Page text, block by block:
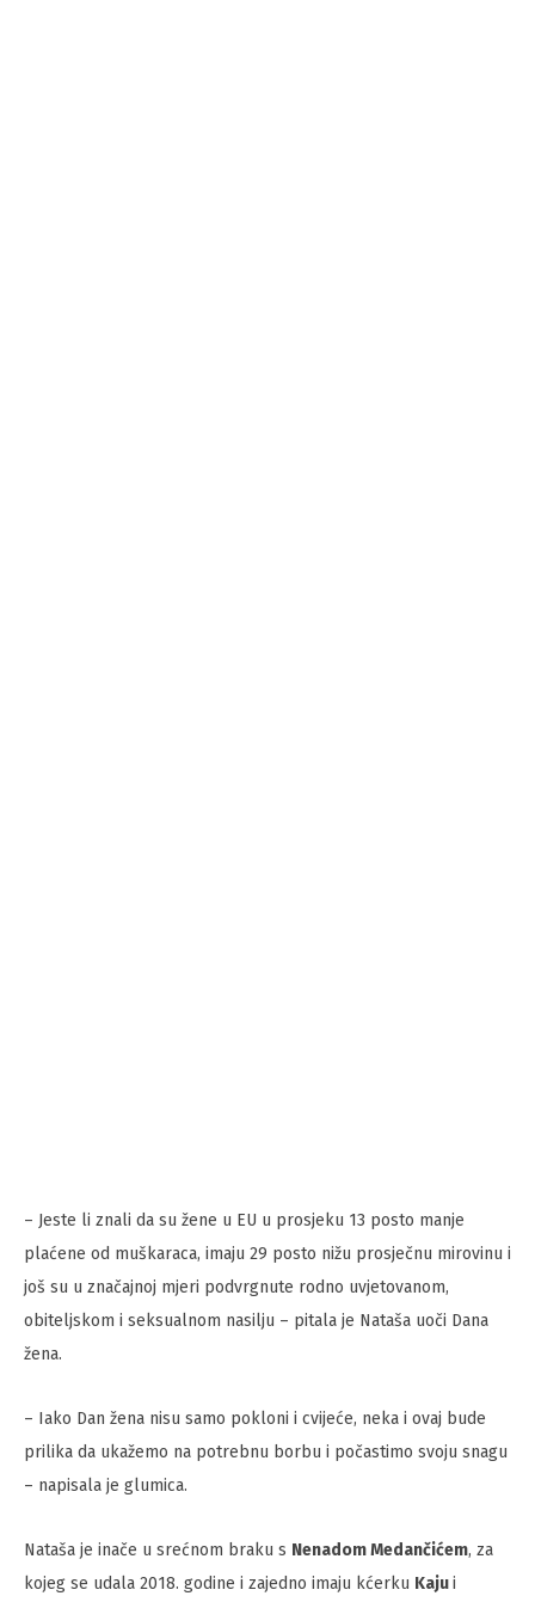
– Jeste li znali da su žene u EU u prosjeku 13 posto manje
plaćene od muškaraca, imaju 29 posto nižu prosječnu mirovinu i
još su u značajnoj mjeri podvrgnute rodno uvjetovanom,
obiteljskom i seksualnom nasilju – pitala je Nataša uoči Dana
žena.
– Iako Dan žena nisu samo pokloni i cvijeće, neka i ovaj bude
prilika da ukažemo na potrebnu borbu i počastimo svoju snagu
– napisala je glumica.
Nataša je inače u srećnom braku s Nenadom Medančićem, za
kojeg se udala 2018. godine i zajedno imaju kćerku Kajui